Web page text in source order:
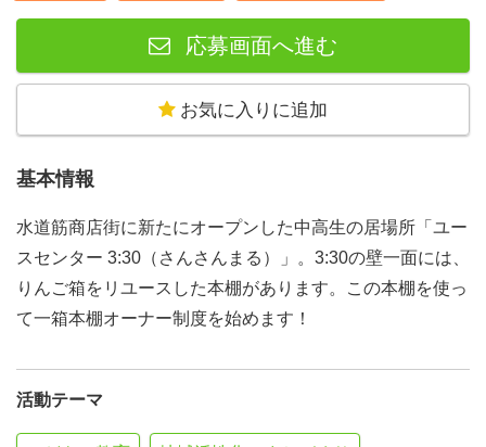
応募画面へ進む
お気に入りに追加
基本情報
水道筋商店街に新たにオープンした中高生の居場所「ユー
スセンター 3:30（さんさんまる）」。3:30の壁一面には、
りんご箱をリユースした本棚があります。この本棚を使っ
て一箱本棚オーナー制度を始めます！
活動テーマ